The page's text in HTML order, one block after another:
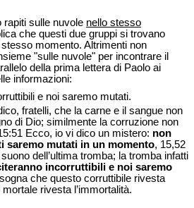
rapiti sulle nuvole nello stesso
che questi due gruppi si trovano
momento. Altrimenti non
"sulle nuvole" per incontrare il
della prima lettera di Paolo ai
informazioni:
e noi saremo mutati.
fratelli, che la carne e il sangue non
di Dio; similmente la corruzione non
Ecco, io vi dico un mistero: non
saremo mutati in un momento, 15,52
dell’ultima tromba; la tromba infatti
incorruttibili e noi saremo
che questo corruttibile rivesta
mortale rivesta l’immortalità.